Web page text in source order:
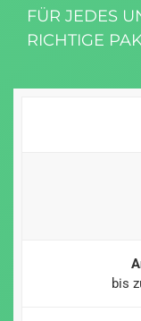
FÜR JEDES
RICHTIGE
bis